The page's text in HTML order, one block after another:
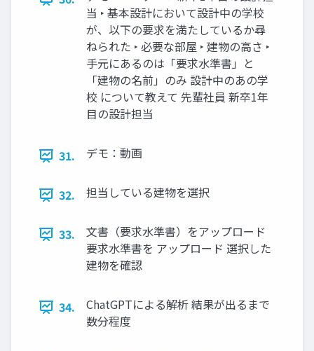
当 ‣ 基本設計において設計中の学校
が、以下の要求を満たしているか尋
ねられた ‣ 必要な部屋 ‣ 建物の高さ ‣
手元にあるのは「要求水準書」と
「建物の名前」のみ 設計中のあの学
校 について教えて 先輩社員 新卒1年
目の設計担当
31. デモ：動画
32. 担当している建物を選択
33.
文書（要求水準書）をアップロード
要求水準書を アップロード 選択した
建物を確認
34.
ChatGPTによる解析 結果が出るまで
数分程度